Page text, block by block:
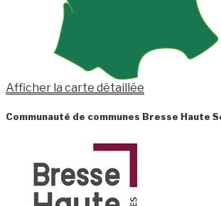
Afficher la carte détaillée
Communauté de communes Bresse Haute